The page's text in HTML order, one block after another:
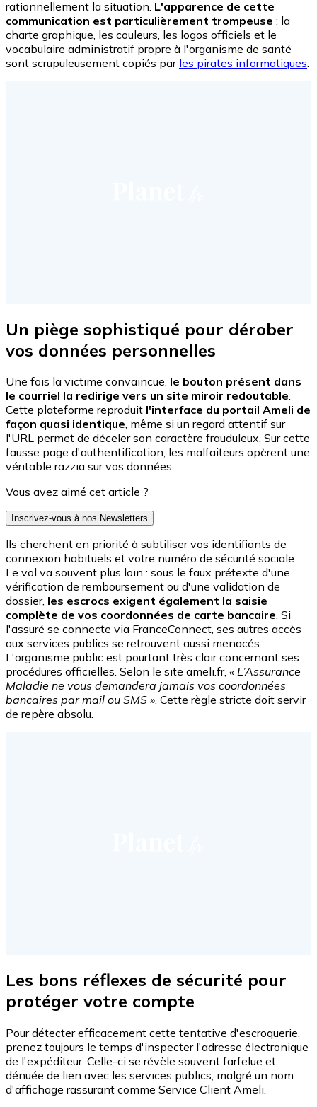
rationnellement la situation. L'apparence de cette
communication est particulièrement trompeuse : la
charte graphique, les couleurs, les logos officiels et le
vocabulaire administratif propre à l'organisme de santé
sont scrupuleusement copiés par les pirates informatiques
Un piège sophistiqué pour dérober
vos données personnelles
Une fois la victime convaincue, le bouton présent dans
le courriel la redirige vers un site miroir redoutable.
Cette plateforme reproduit l'interface du portail Ameli de
façon quasi identique, même si un regard attentif sur
l'URL permet de déceler son caractère frauduleux. Sur cette
fausse page d'authentification, les malfaiteurs opèrent une
véritable razzia sur vos données.
Vous avez aimé cet article ?
Inscrivez-vous à nos Newsletters
Ils cherchent en priorité à subtiliser vos identifiants de
connexion habituels et votre numéro de sécurité sociale.
Le vol va souvent plus loin : sous le faux prétexte d'une
vérification de remboursement ou d'une validation de
dossier, les escrocs exigent également la saisie
complète de vos coordonnées de carte bancaire. Si
l'assuré se connecte via FranceConnect, ses autres accès
aux services publics se retrouvent aussi menacés.
L'organisme public est pourtant très clair concernant ses
procédures officielles. Selon le site ameli.fr, « L’Assurance
Maladie ne vous demandera jamais vos coordonnées
bancaires par mail ou SMS ». Cette règle stricte doit servir
de repère absolu.
Les bons réflexes de sécurité pour
protéger votre compte
Pour détecter efficacement cette tentative d'escroquerie,
prenez toujours le temps d'inspecter l'adresse électronique
de l'expéditeur. Celle-ci se révèle souvent farfelue et
dénuée de lien avec les services publics, malgré un nom
d'affichage rassurant comme Service Client Ameli.